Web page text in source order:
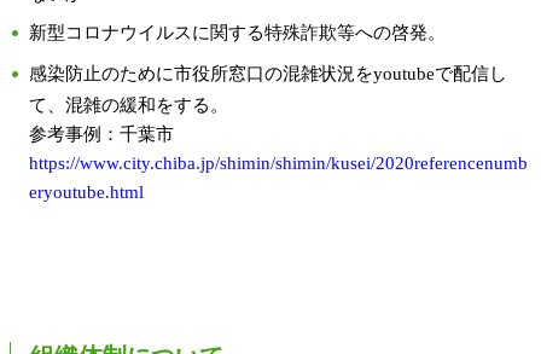
新型コロナウイルスに関する特殊詐欺等への啓発。
感染防止のために市役所窓口の混雑状況をyoutubeで配信し
て、混雑の緩和をする。
参考事例：千葉市
https://www.city.chiba.jp/shimin/shimin/kusei/2020referencenumb
eryoutube.html